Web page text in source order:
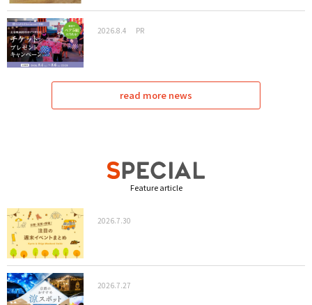
2026.8.4 PR
read more news
Feature article
2026.7.30
2026.7.27